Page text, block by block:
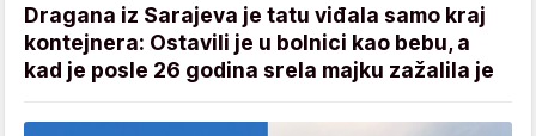
Dragana iz Sarajeva je tatu viđala samo kraj
kontejnera: Ostavili je u bolnici kao bebu, a
kad je posle 26 godina srela majku zažalila je